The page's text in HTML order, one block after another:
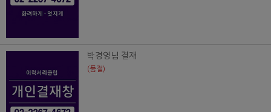
박경영님 결재
(품절)